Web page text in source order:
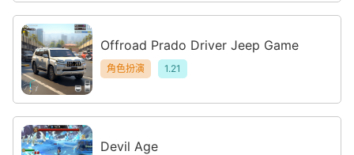
Offroad Prado Driver Jeep Game
角色扮演 1.21
Devil Age